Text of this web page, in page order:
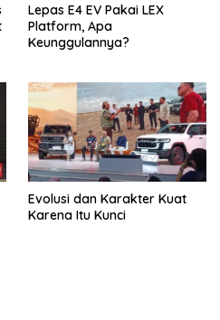
Lepas E4 EV Pakai LEX
Platform, Apa
Keunggulannya?
Evolusi dan Karakter Kuat
Karena Itu Kunci